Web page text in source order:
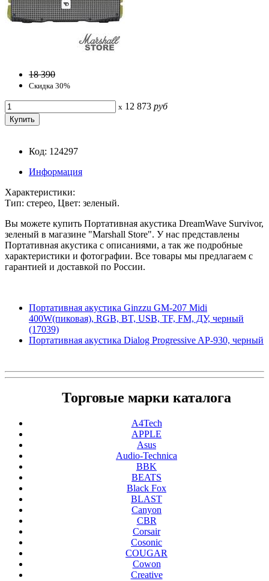
18 390
Скидка 30%
x 12 873 руб
Код: 124297
Информация
Характеристики:
Тип: стерео, Цвет: зеленый.
Вы можете купить Портативная акустика DreamWave Survivor,
зеленый в магазине "Marshall Store". У нас представлены
Портативная акустика с описаниями, а так же подробные
характеристики и фотографии. Все товары мы предлагаем с
гарантией и доставкой по России.
Портативная акустика Ginzzu GM-207 Midi
400W(пиковая), RGB, BT, USB, TF, FM, ДУ, черный
(17039)
Портативная акустика Dialog Progressive AP-930, черный
Торговые марки каталога
A4Tech
APPLE
Asus
Audio-Technica
BBK
BEATS
Black Fox
BLAST
Canyon
CBR
Corsair
Cosonic
COUGAR
Cowon
Creative